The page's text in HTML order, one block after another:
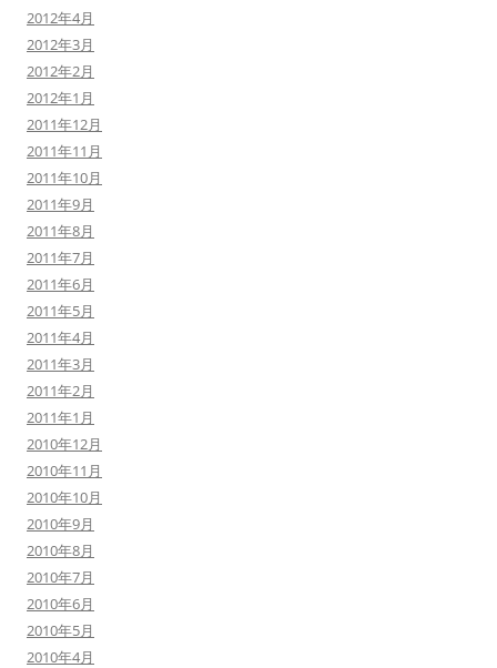
2012年4月
2012年3月
2012年2月
2012年1月
2011年12月
2011年11月
2011年10月
2011年9月
2011年8月
2011年7月
2011年6月
2011年5月
2011年4月
2011年3月
2011年2月
2011年1月
2010年12月
2010年11月
2010年10月
2010年9月
2010年8月
2010年7月
2010年6月
2010年5月
2010年4月